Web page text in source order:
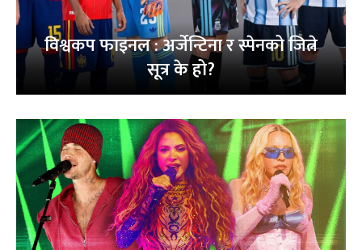
विश्वकप फाइनल : अर्जेन्टिना र स्पेनको जित्ने
सूत्र के हो?